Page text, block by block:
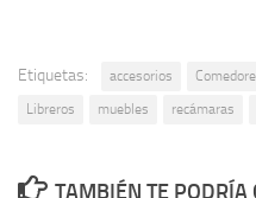
Etiquetas: accesorios
Libreros
muebles recámaras
TAMBIÉN TE PODRÍA